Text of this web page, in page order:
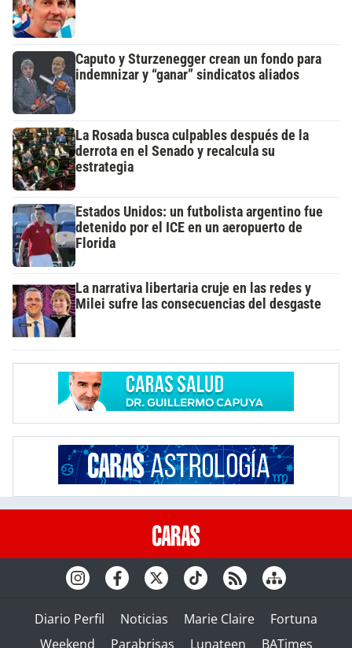
Caputo y Sturzenegger crean un fondo para
indemnizar y “ganar” sindicatos aliados
La Rosada busca culpables después de la
derrota en el Senado y recalcula su
estrategia
Estados Unidos: un futbolista argentino fue
detenido por el ICE en un aeropuerto de
Florida
La narrativa libertaria cruje en las redes y
Milei sufre las consecuencias del desgaste
Diario Perfil Noticias Marie Claire
Fortuna
Weekend
Parabrisas Lunateen BATimes